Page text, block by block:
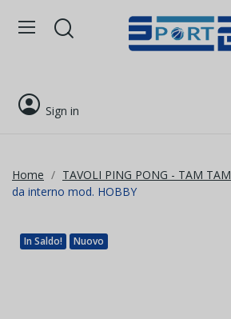
Sign in
Home TAVOLI PING PONG - TAM TAM
da interno mod. HOBBY
In Saldo! Nuovo